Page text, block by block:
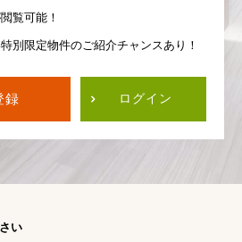
閲覧可能！
特別限定物件のご紹介チャンスあり！
録 ログイン
い